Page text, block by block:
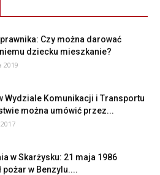
Czy można darować
dziecku mieszkanie?
2019
Wydziale Komunikacji i Transportu
można umówić przez...
w Skarżysku: 21 maja 1986
pożar w Benzylu....